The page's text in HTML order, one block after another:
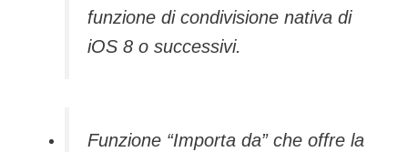
funzione di condivisione nativa di
iOS 8 o successivi.
Funzione “Importa da” che offre la